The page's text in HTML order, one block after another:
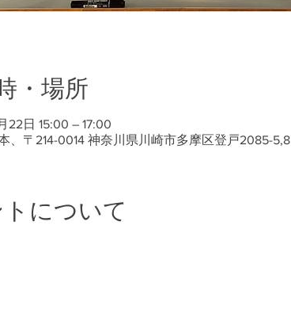
・場所
22日 15:00 – 17:00
、〒214-0014 神奈川県川崎市多摩区登戸2085-5,8
について